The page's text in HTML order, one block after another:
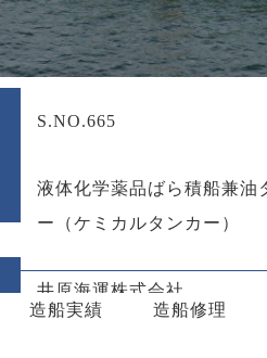
S.NO.665
液体化学薬品ばら積船兼油
ー（ケミカルタンカー）
井原海運株式会社
造船実績 造船修理